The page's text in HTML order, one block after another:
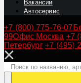
Вакансии
Автосервис
+7 (800) 775-76-07
99Офис Москва +7
Петербург +7 (495)